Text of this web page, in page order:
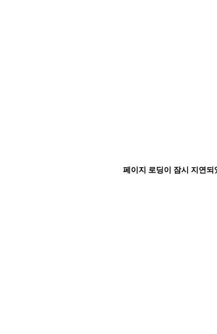
페이지 로딩이 잠시 지연